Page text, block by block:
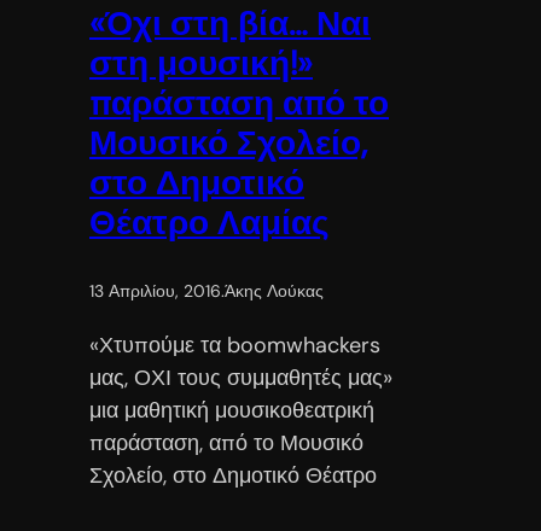
«Όχι στη βία… Ναι
στη μουσική!»
παράσταση από το
Μουσικό Σχολείο,
στο Δημοτικό
Θέατρο Λαμίας
13 Απριλίου, 2016.Άκης Λούκας
«Χτυπούμε τα boomwhackers
μας, ΟΧΙ τους συμμαθητές μας»
μια μαθητική μουσικοθεατρική
παράσταση, από το Μουσικό
Σχολείο, στο Δημοτικό Θέατρο